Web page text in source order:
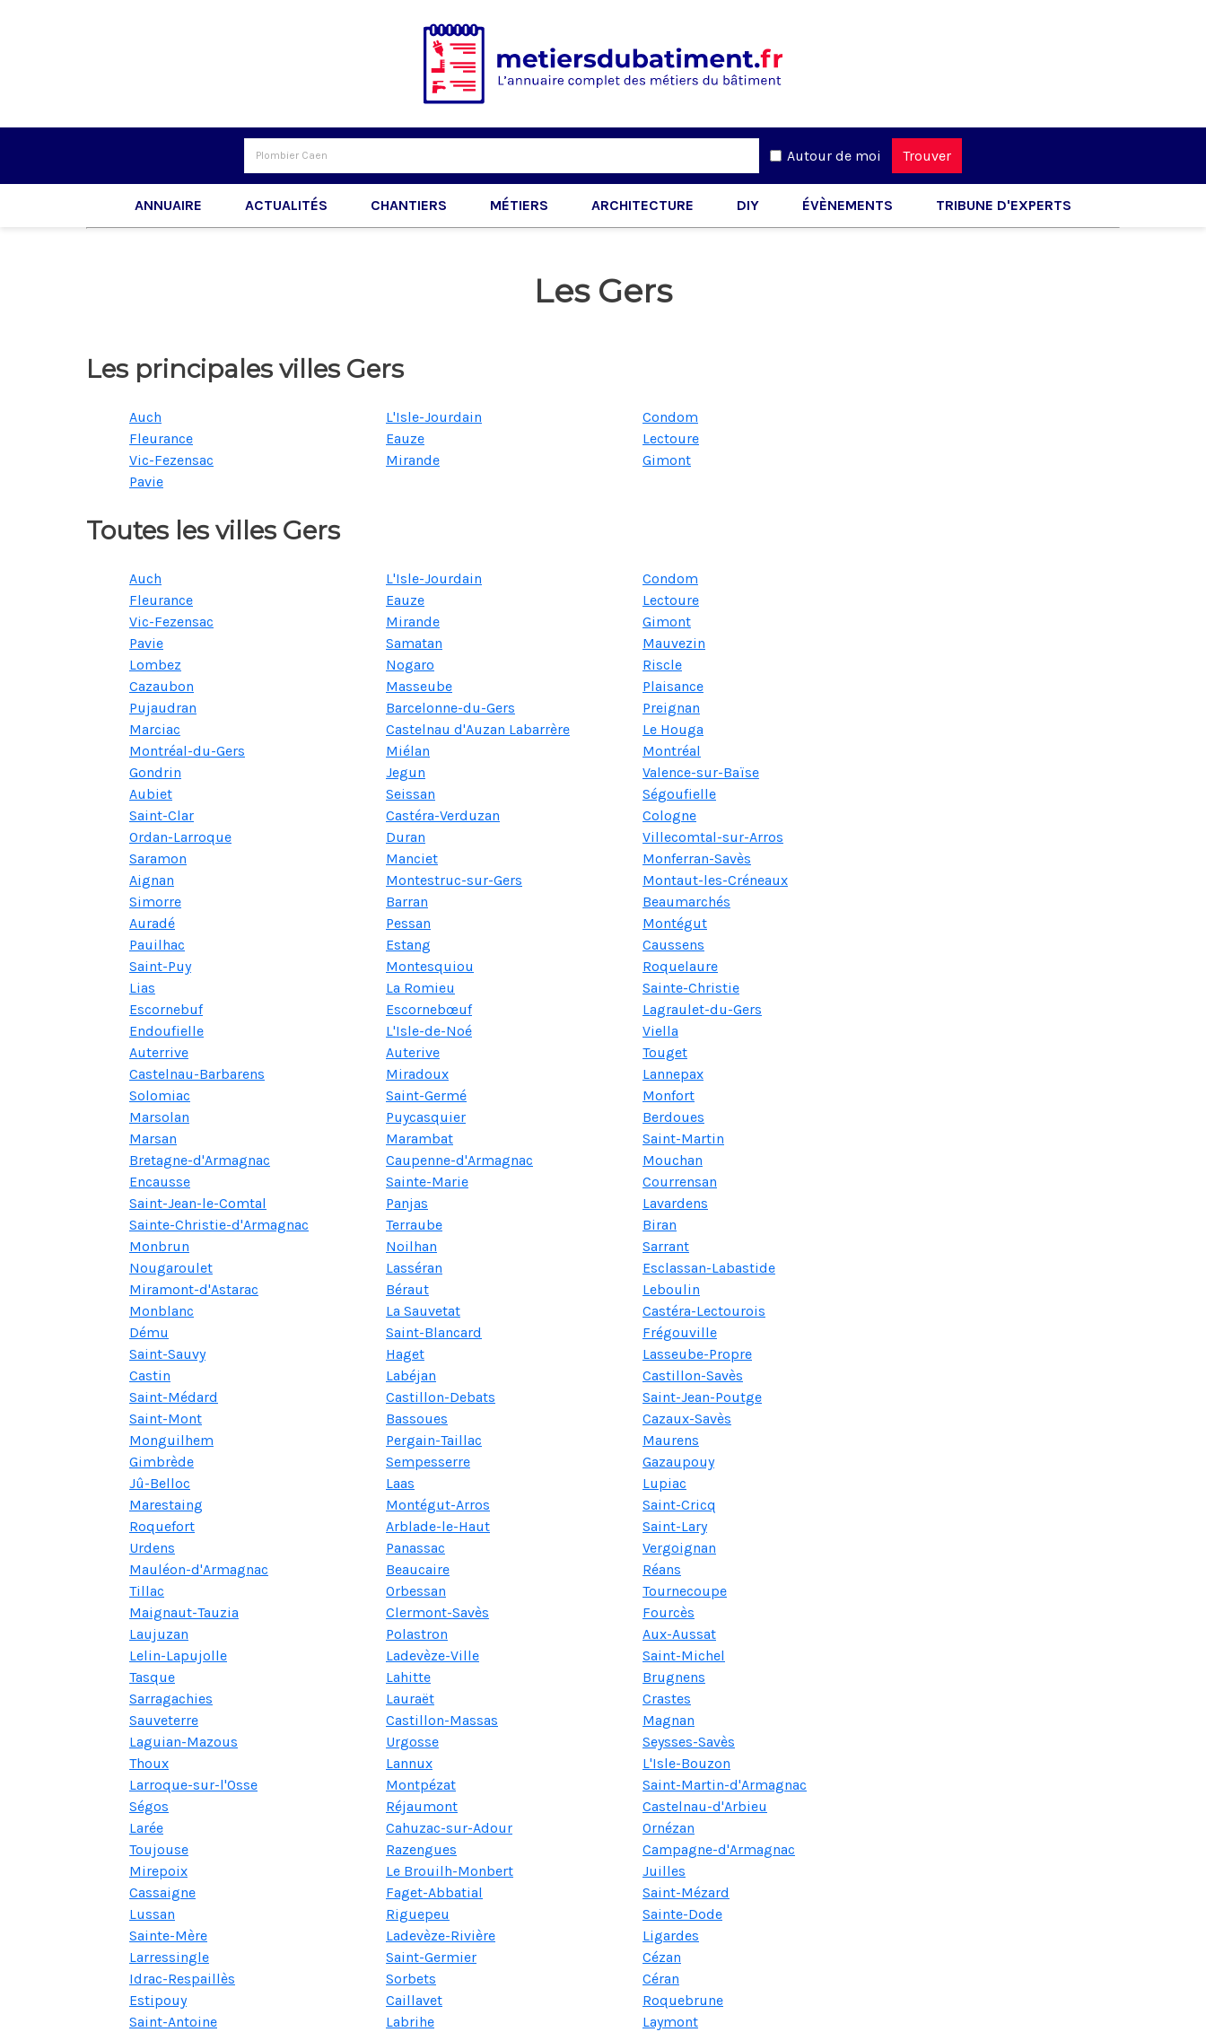
Autour de moi Trouver
ANNUAIRE ACTUALITÉS CHANTIERS MÉTIERS ARCHITECTURE DIY ÉVÈNEMENTS TRIBUNE D'EXPERTS
Les Gers
Les principales villes Gers
Auch L'Isle-Jourdain
Condom
Fleurance
Eauze
Lectoure
Vic-Fezensac
Mirande
Gimont
Pavie
Toutes les villes Gers
Auch L'Isle-Jourdain
Condom
Fleurance
Eauze
Lectoure
Vic-Fezensac
Mirande
Gimont
Pavie
Samatan
Mauvezin
Lombez
Nogaro
Riscle
Cazaubon
Masseube
Plaisance
Pujaudran
Barcelonne-du-Gers
Preignan
Marciac
Castelnau d'Auzan Labarrère
Le Houga
Montréal-du-Gers
Miélan
Montréal
Gondrin
Jegun
Valence-sur-Baïse
Aubiet
Seissan
Ségoufielle
Saint-Clar
Castéra-Verduzan
Cologne
Ordan-Larroque
Duran
Villecomtal-sur-Arros
Saramon
Manciet
Monferran-Savès
Aignan
Montestruc-sur-Gers
Montaut-les-Créneaux
Simorre
Barran
Beaumarchés
Auradé
Pessan
Montégut
Pauilhac
Estang
Caussens
Saint-Puy
Montesquiou
Roquelaure
Lias
La Romieu
Sainte-Christie
Escornebuf
Escornebœuf
Lagraulet-du-Gers
Endoufielle
L'Isle-de-Noé
Viella
Auterrive
Auterive
Touget
Castelnau-Barbarens
Miradoux
Lannepax
Solomiac
Saint-Germé
Monfort
Marsolan
Puycasquier
Berdoues
Marsan
Marambat
Saint-Martin
Bretagne-d'Armagnac
Caupenne-d'Armagnac
Mouchan
Encausse
Sainte-Marie
Courrensan
Saint-Jean-le-Comtal
Panjas
Lavardens
Sainte-Christie-d'Armagnac
Terraube
Biran
Monbrun
Noilhan
Sarrant
Nougaroulet
Lasséran
Esclassan-Labastide
Miramont-d'Astarac
Béraut
Leboulin
Monblanc
La Sauvetat
Castéra-Lectourois
Dému
Saint-Blancard
Frégouville
Saint-Sauvy
Haget
Lasseube-Propre
Castin
Labéjan
Castillon-Savès
Saint-Médard
Castillon-Debats
Saint-Jean-Poutge
Saint-Mont
Bassoues
Cazaux-Savès
Monguilhem
Pergain-Taillac
Maurens
Gimbrède
Sempesserre
Gazaupouy
Jû-Belloc
Laas
Lupiac
Marestaing
Montégut-Arros
Saint-Cricq
Roquefort
Arblade-le-Haut
Saint-Lary
Urdens
Panassac
Vergoignan
Mauléon-d'Armagnac
Beaucaire
Réans
Tillac
Orbessan
Tournecoupe
Maignaut-Tauzia
Clermont-Savès
Fourcès
Laujuzan
Polastron
Aux-Aussat
Lelin-Lapujolle
Ladevèze-Ville
Saint-Michel
Tasque
Lahitte
Brugnens
Sarragachies
Lauraët
Crastes
Sauveterre
Castillon-Massas
Magnan
Laguian-Mazous
Urgosse
Seysses-Savès
Thoux
Lannux
L'Isle-Bouzon
Larroque-sur-l'Osse
Montpézat
Saint-Martin-d'Armagnac
Ségos
Réjaumont
Castelnau-d'Arbieu
Larée
Cahuzac-sur-Adour
Ornézan
Toujouse
Razengues
Campagne-d'Armagnac
Mirepoix
Le Brouilh-Monbert
Juilles
Cassaigne
Faget-Abbatial
Saint-Mézard
Lussan
Riguepeu
Sainte-Dode
Sainte-Mère
Ladevèze-Rivière
Ligardes
Larressingle
Saint-Germier
Cézan
Idrac-Respaillès
Sorbets
Céran
Estipouy
Caillavet
Roquebrune
Saint-Antoine
Labrihe
Laymont